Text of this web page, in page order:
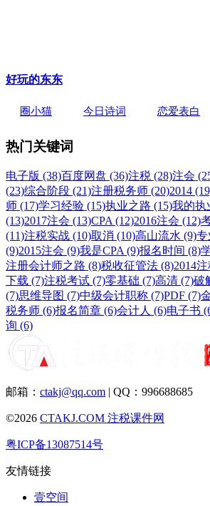
好玩的东东
圈小猫 今日诗词 恋爱表白
热门关键词
电子版 (38)百度网盘 (36)注税 (28)注会
(23)综合阶段 (21)注册税务师 (20)2014
师 (17)学习经验 (15)执业之路 (15)我的执
(13)2017注会 (13)CPA (12)2016注会 (12)
(11)注税实战 (10)取消 (10)高山流水 (9)专
(9)2015注会 (9)我是CPA (9)报名时间 (8)
注册会计师之路 (8)税收征管法 (8)2014
下载 (7)注税考试 (7)零基础 (7)高清 (7)破
(7)思维导图 (7)中级会计职称 (7)PDF (7)
税务师 (6)报名简章 (6)会计人 (6)电子书
询 (6)
邮箱： ctakj@qq.com | QQ：996688685
©2026 CTAKJ.COM 注税课件网
粤ICP备13087514号
友情链接
壹空间